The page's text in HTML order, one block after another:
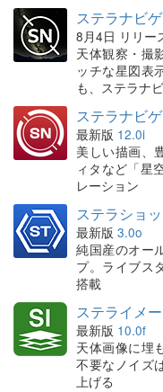
ステラナビ
8月4日 リリー
天体観察・撮
ッチな星図表
も、ステラナ
ステラナビ
最新版 12.0i
美しい描画、
ィタなど「星
レーション
ステラショ
最新版 3.0o
純国産のオー
プ。ライブス
搭載
ステライメ
最新版 10.0f
天体画像に埋
不要なノイズ
上げる